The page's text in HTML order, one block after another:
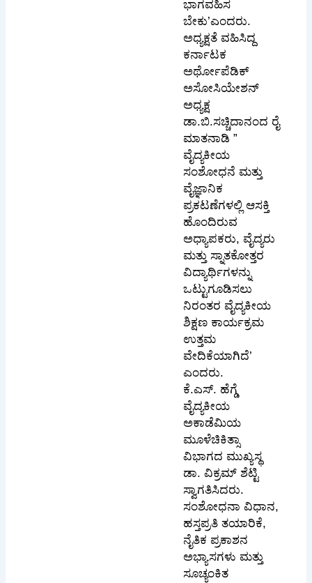
ಭಾಗವಹಿಸ
ಬೇಕು’ಎಂದರು.
ಅಧ್ಯಕ್ಷತೆ ವಹಿಸಿದ್ದ
ಕರ್ನಾಟಕ
ಅರ್ಥೋಪೆಡಿಕ್
ಅಸೋಸಿಯೇಶನ್
ಅಧ್ಯಕ್ಷ
ಡಾ.ಬಿ.ಸಚ್ಚಿದಾನಂದ ರೈ
ಮಾತನಾಡಿ ”
ವೈದ್ಯಕೀಯ
ಸಂಶೋಧನೆ ಮತ್ತು
ವೈಜ್ಞಾನಿಕ
ಪ್ರಕಟಣೆಗಳಲ್ಲಿ ಆಸಕ್ತಿ
ಹೊಂದಿರುವ
ಅಧ್ಯಾಪಕರು, ವೈದ್ಯರು
ಮತ್ತು ಸ್ನಾತಕೋತ್ತರ
ವಿದ್ಯಾರ್ಥಿಗಳನ್ನು
ಒಟ್ಟುಗೂಡಿಸಲು
ನಿರಂತರ ವೈದ್ಯಕೀಯ
ಶಿಕ್ಷಣ ಕಾರ್ಯಕ್ರಮ
ಉತ್ತಮ
ವೇದಿಕೆಯಾಗಿದೆ’
ಎಂದರು.
ಕೆ.ಎಸ್. ಹೆಗ್ಡೆ
ವೈದ್ಯಕೀಯ
ಅಕಾಡೆಮಿಯ
ಮೂಳೆಚಿಕಿತ್ಸಾ
ವಿಭಾಗದ ಮುಖ್ಯಸ್ಥ
ಡಾ. ವಿಕ್ರಮ್ ಶೆಟ್ಟಿ
ಸ್ವಾಗತಿಸಿದರು.
ಸಂಶೋಧನಾ ವಿಧಾನ,
ಹಸ್ತಪ್ರತಿ ತಯಾರಿಕೆ,
ನೈತಿಕ ಪ್ರಕಾಶನ
ಅಭ್ಯಾಸಗಳು ಮತ್ತು
ಸೂಚ್ಯಂಕಿತ